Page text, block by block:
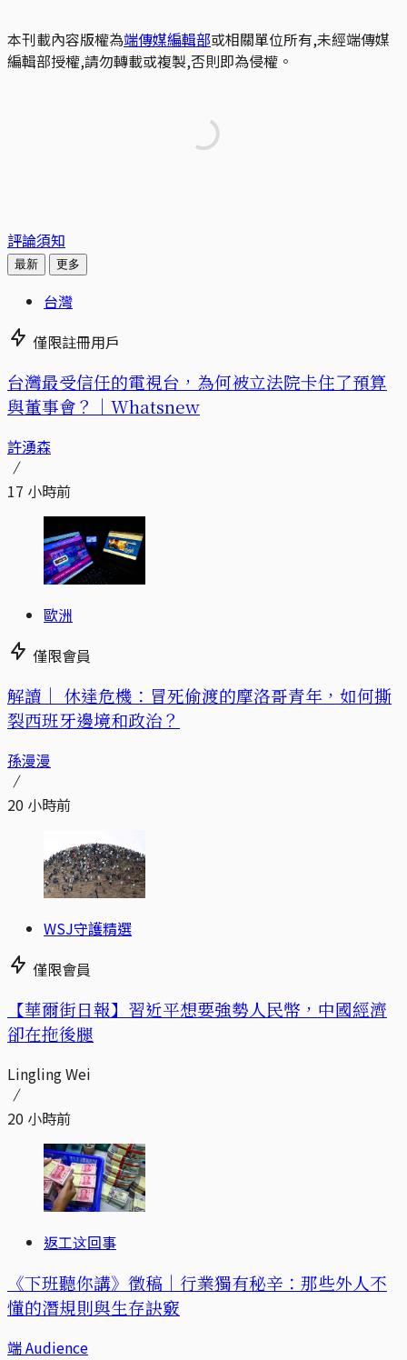
本刊載內容版權為端傳媒編輯部或相關單位所有,未經端傳媒
編輯部授權,請勿轉載或複製,否則即為侵權。
評論須知
最新 更多
台灣
僅限註冊用戶
台灣最受信任的電視台，為何被立法院卡住了預算
與董事會？｜Whatsnew
許湧森
17 小時前
歐洲
僅限會員
解讀｜ 休達危機：冒死偷渡的摩洛哥青年，如何撕
裂西班牙邊境和政治？
孫漫漫
20 小時前
WSJ守護精選
僅限會員
【華爾街日報】習近平想要強勢人民幣，中國經濟
卻在拖後腿
Lingling Wei
20 小時前
返工这回事
《下班聽你講》徵稿｜行業獨有秘辛：那些外人不
懂的潛規則與生存訣竅
端 Audience